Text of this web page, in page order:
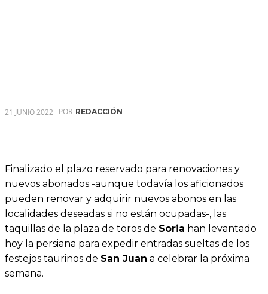
21 JUNIO 2022 POR REDACCIÓN
Finalizado el plazo reservado para renovaciones y
nuevos abonados -aunque todavía los aficionados
pueden renovar y adquirir nuevos abonos en las
localidades deseadas si no están ocupadas-, las
taquillas de la plaza de toros de Soria han levantado
hoy la persiana para expedir entradas sueltas de los
festejos taurinos de San Juan a celebrar la próxima
semana.